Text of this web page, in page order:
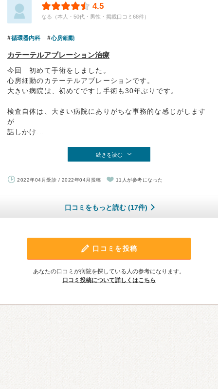
4.5
なる（本人・50代・男性・掲載口コミ68件）
循環器内科 心房細動
カテーテルアブレーション治療
今回 初めて手術をしました。
心房細動のカテーテルアブレーションです。
大きい病院は、初めてですし手術も30年ぶりです。
検査自体は、大きい病院にありがちな事務的な感じがします
が
話しかけ...
続きを読む
2022年04月受診 / 2022年04月投稿 11人が参考になった
口コミをもっと読む (17件)
口コミを投稿
あなたの口コミが病院を探している人の参考になります。
口コミ投稿について詳しくはこちら